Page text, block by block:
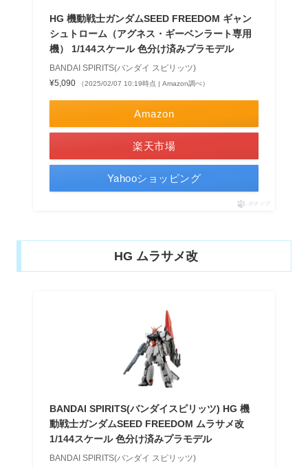
HG 機動戦士ガンダムSEED FREEDOM ギャン
シュトローム（アグネス・ギーベンラート専用
機） 1/144スケール 色分け済みプラモデル
BANDAI SPIRITS(バンダイ スピリッツ)
¥5,090
（2025/02/07 10:19時点 | Amazon調べ）
Amazon
楽天市場
Yahooショッピング
ポチップ
HG ムラサメ改
BANDAI SPIRITS(バンダイスピリッツ) HG 機
動戦士ガンダムSEED FREEDOM ムラサメ改
1/144スケール 色分け済みプラモデル
BANDAI SPIRITS(バンダイ スピリッツ)